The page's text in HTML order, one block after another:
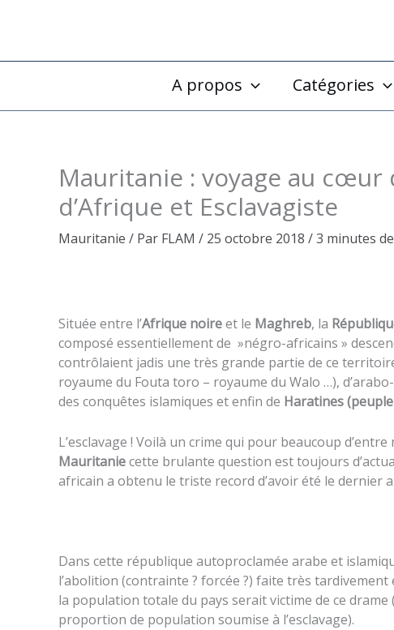
A propos Catégories
Mauritanie : voyage au cœur
d’Afrique et Esclavagiste
Mauritanie / Par FLAM / 25 octobre 2018 /3 minutes
Située entre l’Afrique noireet le Maghreb, la
composé essentiellement de »négro-africains »
contrôlaient jadis une très grande partie de ce
royaume du Fouta toro – royaume du Walo …),
des conquêtes islamiques et enfin de Haratines
L’esclavage ! Voilà un crime qui pour beaucoup
Mauritaniecette brulante question est toujours
africain a obtenu le triste record d’avoir été le dernier
Dans cette république autoproclamée arabe et
l’abolition (contrainte ? forcée ?) faite très tardivement
la population totale du pays serait victime de ce
proportion de population soumise à l’esclavage).